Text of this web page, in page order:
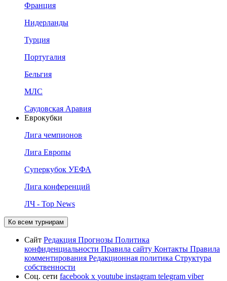
Франция
Нидерланды
Турция
Португалия
Бельгия
МЛС
Саудовская Аравия
Еврокубки
Лига чемпионов
Лига Европы
Суперкубок УЕФА
Лига конференций
ЛЧ - Top News
Ко всем турнирам
Сайт Редакция Прогнозы Политика
конфиденциальности Правила сайту Контакты Правила
комментирования Редакционная политика Структура
собственности
Соц. сети facebook x youtube instagram telegram viber